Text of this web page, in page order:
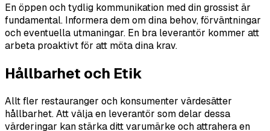
En öppen och tydlig kommunikation med din grossist är
fundamental. Informera dem om dina behov, förväntningar
och eventuella utmaningar. En bra leverantör kommer att
arbeta proaktivt för att möta dina krav.
Hållbarhet och Etik
Allt fler restauranger och konsumenter värdesätter
hållbarhet. Att välja en leverantör som delar dessa
värderingar kan stärka ditt varumärke och attrahera en